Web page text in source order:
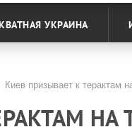
УКРАИНА
Киев призывает к терактам
НА